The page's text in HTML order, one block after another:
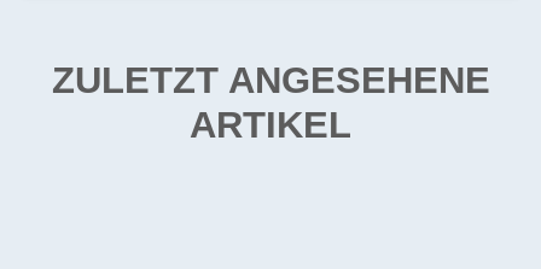
ZULETZT ANGESEHENE
ARTIKEL